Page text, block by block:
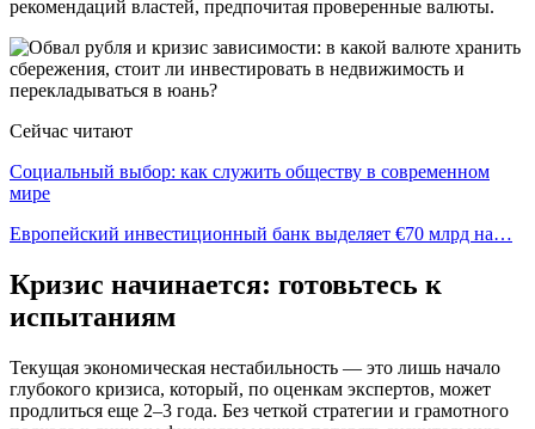
рекомендаций властей, предпочитая проверенные валюты.
Сейчас читают
Социальный выбор: как служить обществу в современном
мире
Европейский инвестиционный банк выделяет €70 млрд на…
Кризис начинается: готовьтесь к
испытаниям
Текущая экономическая нестабильность — это лишь начало
глубокого кризиса, который, по оценкам экспертов, может
продлиться еще 2–3 года. Без четкой стратегии и грамотного